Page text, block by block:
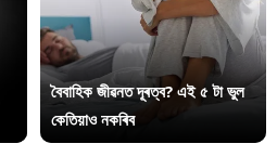
বৈবাহিক জীৱনত দূৰত্ব? এই ৫ টা ভুল
কেতিয়াও নকৰিব